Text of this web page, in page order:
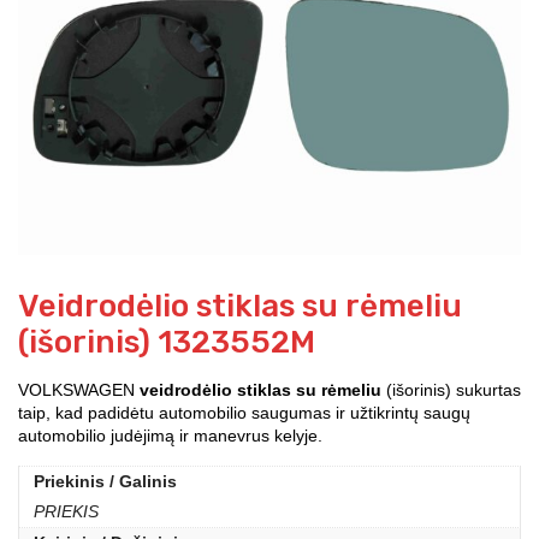
Veidrodėlio stiklas su rėmeliu
(išorinis) 1323552M
VOLKSWAGEN veidrodėlio stiklas su rėmeliu (išorinis) sukurtas
taip, kad padidėtu automobilio saugumas ir užtikrintų saugų
automobilio judėjimą ir manevrus kelyje.
Priekinis / Galinis
PRIEKIS